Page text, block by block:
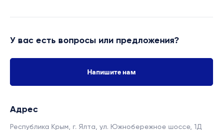
У вас есть вопросы или предложения?
Напишите нам
Адрес
Республика Крым, г. Ялта, ул. Южнобережное шоссе, 1Д